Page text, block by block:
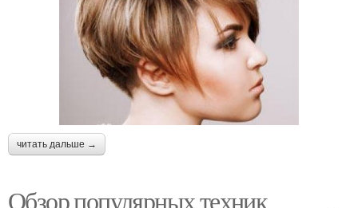
читать дальше →
Обзор популярных техник